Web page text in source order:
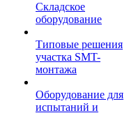
Складское
оборудование
Типовые решения
участка SMT-
монтажа
Оборудование для
испытаний и